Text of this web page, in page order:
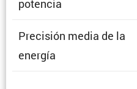
potencia
Preci­sión media de la
energía